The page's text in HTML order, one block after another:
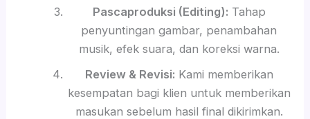
Pascaproduksi (Editing): Tahap
penyuntingan gambar, penambahan
musik, efek suara, dan koreksi warna.
Review & Revisi: Kami memberikan
kesempatan bagi klien untuk memberikan
masukan sebelum hasil final dikirimkan.